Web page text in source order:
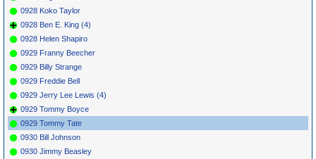
0928 Koko Taylor
0928 Ben E. King (4)
0928 Helen Shapiro
0929 Franny Beecher
0929 Billy Strange
0929 Freddie Bell
0929 Jerry Lee Lewis (4)
0929 Tommy Boyce
0929 Tommy Tate
0930 Bill Johnson
0930 Jimmy Beasley